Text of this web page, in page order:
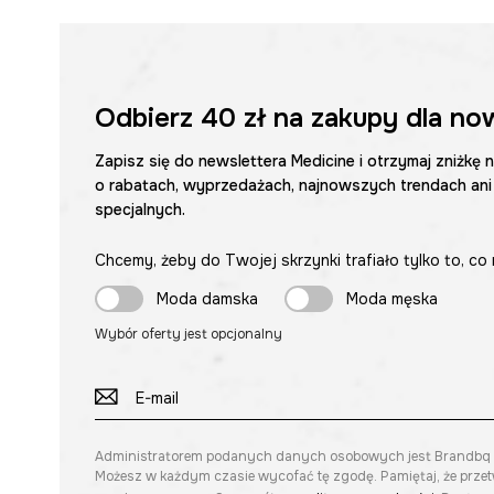
Odbierz 40 złna zakupy dla
Zapisz się do newslettera Medicine i otrzymaj zniżkę
o rabatach, wyprzedażach, najnowszych trendach
specjalnych.
Chcemy, żeby do Twojej skrzynki trafiało tylko to,
Moda damska
Moda męska
Wybór oferty jest opcjonalny
Administratorem podanych danych osobowych jest Brandbq
Możesz w każdym czasie wycofać tę zgodę. Pamiętaj, że